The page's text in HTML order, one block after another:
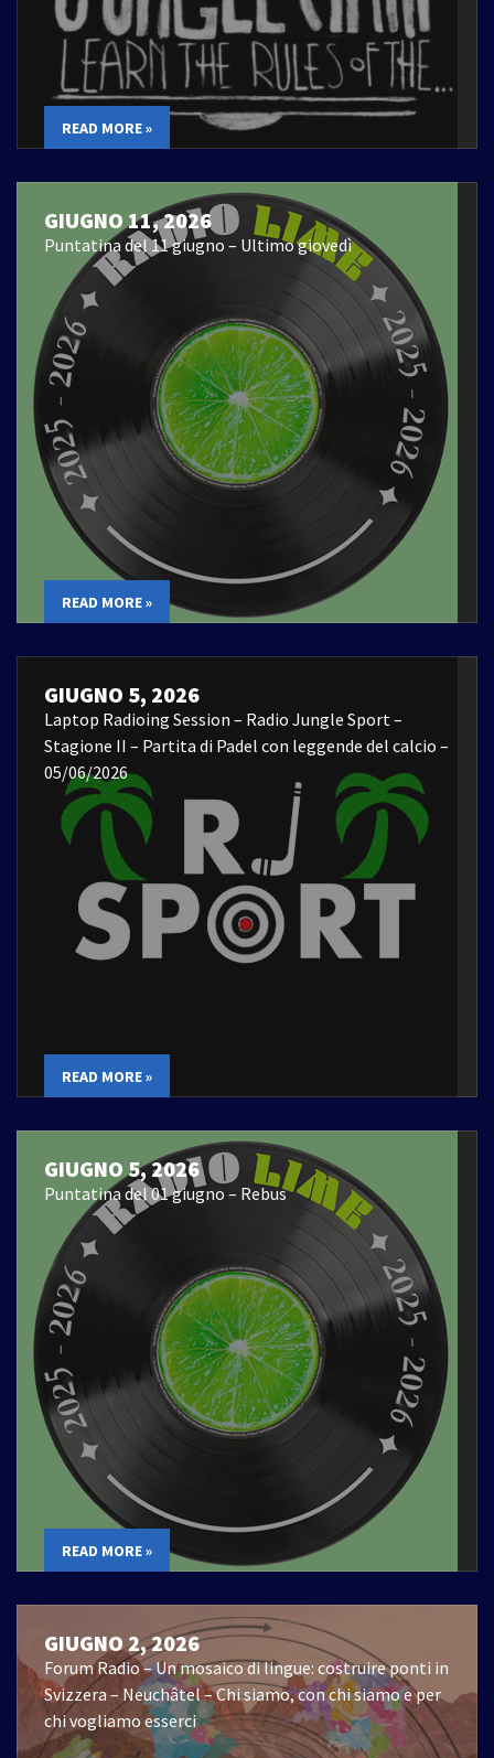
READ MORE »
GIUGNO 11, 2026
Puntatina del 11 giugno – Ultimo giovedì
READ MORE »
GIUGNO 5, 2026
Laptop Radioing Session – Radio Jungle Sport –
Stagione II – Partita di Padel con leggende del calcio –
05/06/2026
READ MORE »
GIUGNO 5, 2026
Puntatina del 01 giugno – Rebus
READ MORE »
GIUGNO 2, 2026
Forum Radio – Un mosaico di lingue: costruire ponti in
Svizzera – Neuchâtel – Chi siamo, con chi siamo e per
chi vogliamo esserci